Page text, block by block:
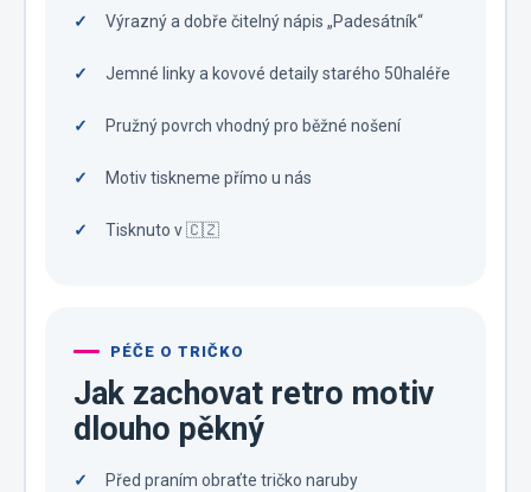
Výrazný a dobře čitelný nápis „Padesátník“
Jemné linky a kovové detaily starého 50haléře
Pružný povrch vhodný pro běžné nošení
Motiv tiskneme přímo u nás
Tisknuto v 🇨🇿
PÉČE O TRIČKO
Jak zachovat retro motiv
dlouho pěkný
Před praním obraťte tričko naruby